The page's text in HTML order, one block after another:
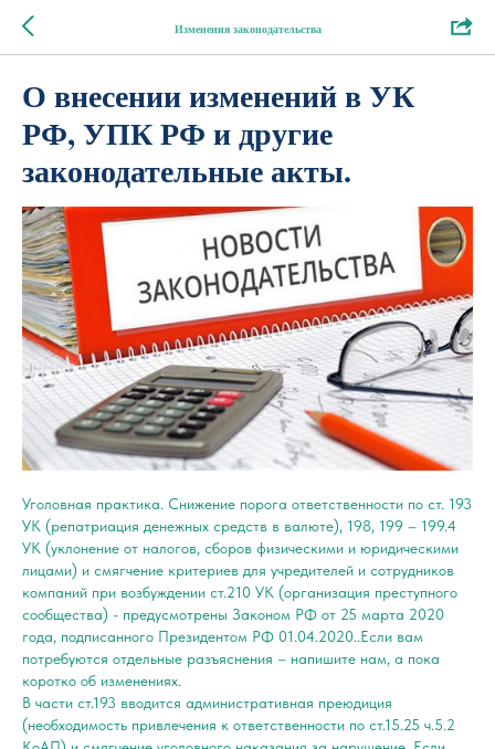
Изменения законодательства
О внесении изменений в УК
РФ, УПК РФ и другие
законодательные акты.
Уголовная практика. Снижение порога ответственности по ст. 193
УК (репатриация денежных средств в валюте), 198, 199 – 199.4
УК (уклонение от налогов, сборов физическими и юридическими
лицами) и смягчение критериев для учредителей и сотрудников
компаний при возбуждении ст.210 УК (организация преступного
сообщества) - предусмотрены Законом РФ от 25 марта 2020
года, подписанного Президентом РФ 01.04.2020..Если вам
потребуются отдельные разъяснения – напишите нам, а пока
коротко об изменениях.
В части ст.193 вводится административная преюдиция
(необходимость привлечения к ответственности по ст.15.25 ч.5.2